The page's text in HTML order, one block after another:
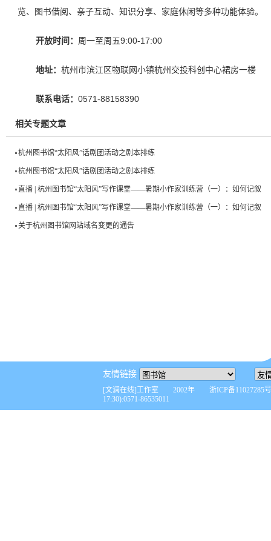
览、图书借阅、亲子互动、知识分享、家庭休闲等多种功能体验。
开放时间： 周一至周五9:00-17:00
地址：杭州市滨江区物联网小镇杭州交投科创中心裙房一楼
联系电话：0571-88158390
相关专题文章
杭州图书馆“太阳风”话剧团活动之剧本排练
杭州图书馆“太阳风”话剧团活动之剧本排练
直播 | 杭州图书馆“太阳风”写作课堂——暑期小作家训练营（一）：如何记叙
直播 | 杭州图书馆“太阳风”写作课堂——暑期小作家训练营（一）：如何记叙
关于杭州图书馆网站域名变更的通告
友情链接
[文澜在线]工作室 2002年 浙ICP备11027285
17:30):0571-86535011